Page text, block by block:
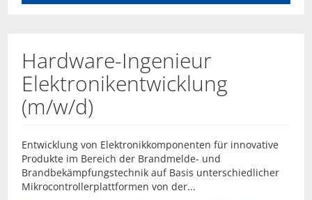
Hardware-Ingenieur
Elektronikentwicklung
(m/w/d)
Entwicklung von Elektronikkomponenten für innovative
Produkte im Bereich der Brandmelde- und
Brandbekämpfungstechnik auf Basis unterschiedlicher
Mikrocontrollerplattformen von der...